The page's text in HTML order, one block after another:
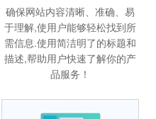
确保网站内容清晰、准确、易
于理解,使用户能够轻松找到所
需信息.使用简洁明了的标题和
描述,帮助用户快速了解你的产
品服务！